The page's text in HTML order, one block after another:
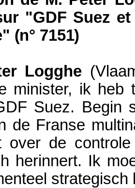
"GDF Suez
(n° 7151)
Logghe
minister, ik heb
Suez. Begin
de Franse
over de
herinnert. Ik